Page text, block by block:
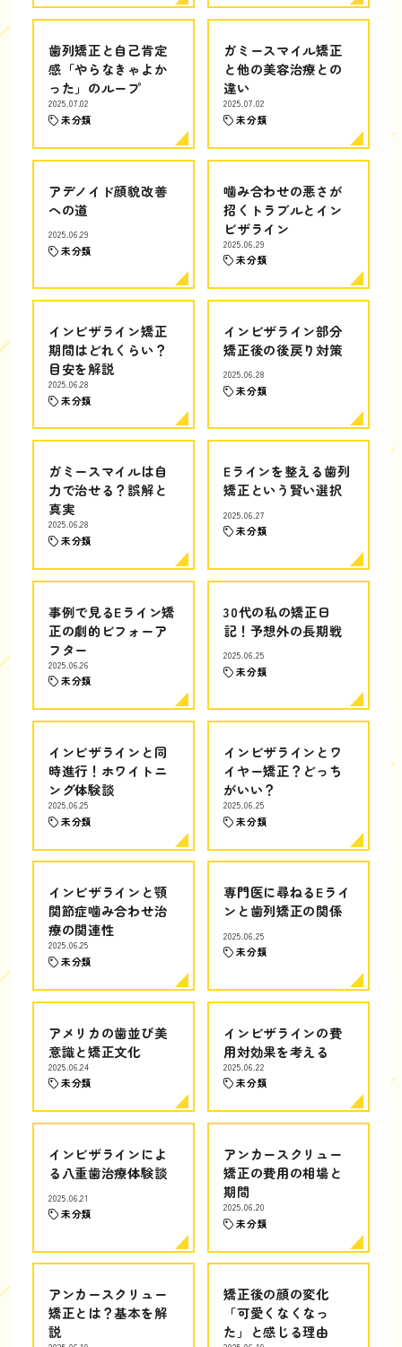
歯列矯正と自己肯定
感「やらなきゃよか
った」のループ
2025.07.02
未分類
ガミースマイル矯正
と他の美容治療との
違い
2025.07.02
未分類
アデノイド顔貌改善
への道
2025.06.29
未分類
噛み合わせの悪さが
招くトラブルとイン
ビザライン
2025.06.29
未分類
インビザライン矯正
期間はどれくらい？
目安を解説
2025.06.28
未分類
インビザライン部分
矯正後の後戻り対策
2025.06.28
未分類
ガミースマイルは自
力で治せる？誤解と
真実
2025.06.28
未分類
Eラインを整える歯列
矯正という賢い選択
2025.06.27
未分類
事例で見るEライン矯
正の劇的ビフォーア
フター
2025.06.26
未分類
30代の私の矯正日
記！予想外の長期戦
2025.06.25
未分類
インビザラインと同
時進行！ホワイトニ
ング体験談
2025.06.25
未分類
インビザラインとワ
イヤー矯正？どっち
がいい？
2025.06.25
未分類
インビザラインと顎
関節症噛み合わせ治
療の関連性
2025.06.25
未分類
専門医に尋ねるEライ
ンと歯列矯正の関係
2025.06.25
未分類
アメリカの歯並び美
意識と矯正文化
2025.06.24
未分類
インビザラインの費
用対効果を考える
2025.06.22
未分類
インビザラインによ
る八重歯治療体験談
2025.06.21
未分類
アンカースクリュー
矯正の費用の相場と
期間
2025.06.20
未分類
アンカースクリュー
矯正とは？基本を解
説
矯正後の顔の変化
「可愛くなくなっ
た」と感じる理由